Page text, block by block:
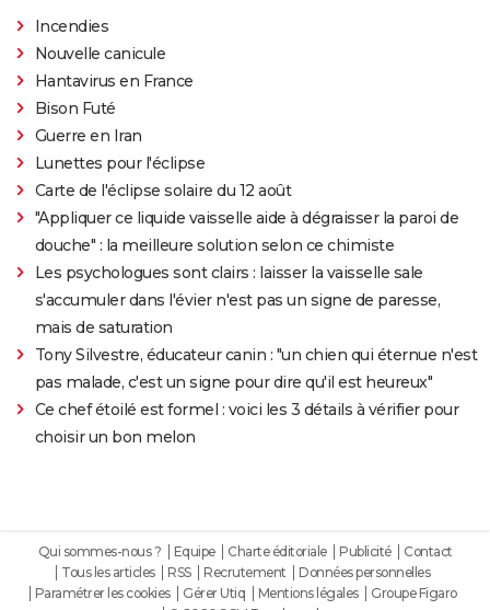
Incendies
Nouvelle canicule
Hantavirus en France
Bison Futé
Guerre en Iran
Lunettes pour l'éclipse
Carte de l'éclipse solaire du 12 août
"Appliquer ce liquide vaisselle aide à dégraisser la paroi de
douche" : la meilleure solution selon ce chimiste
Les psychologues sont clairs : laisser la vaisselle sale
s'accumuler dans l'évier n'est pas un signe de paresse,
mais de saturation
Tony Silvestre, éducateur canin : "un chien qui éternue n'est
pas malade, c'est un signe pour dire qu'il est heureux"
Ce chef étoilé est formel : voici les 3 détails à vérifier pour
choisir un bon melon
Qui sommes-nous ? Equipe Charte éditoriale Publicité
Contact
Tous les articles
RSS Recrutement
Données personnelles
Paramétrer les cookies
Gérer Utiq Mentions légales
Groupe Figaro